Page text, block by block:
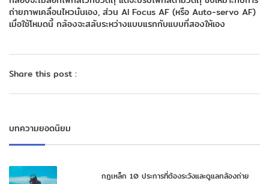
ถ่ายภาพเคลื่อนไหวนั่นเอง, ส่วน AI Focus AF (หรือ Auto-servo AF)
เมื่อใช้โหมดนี้ กล้องจะสลับระหว่างแบบแรกกับแบบที่สองให้เอง
Share this post :
บทความยอดนิยม
กฏเหล็ก 10 ประการที่ต้องระวังและดูแลกล้องถ่าย